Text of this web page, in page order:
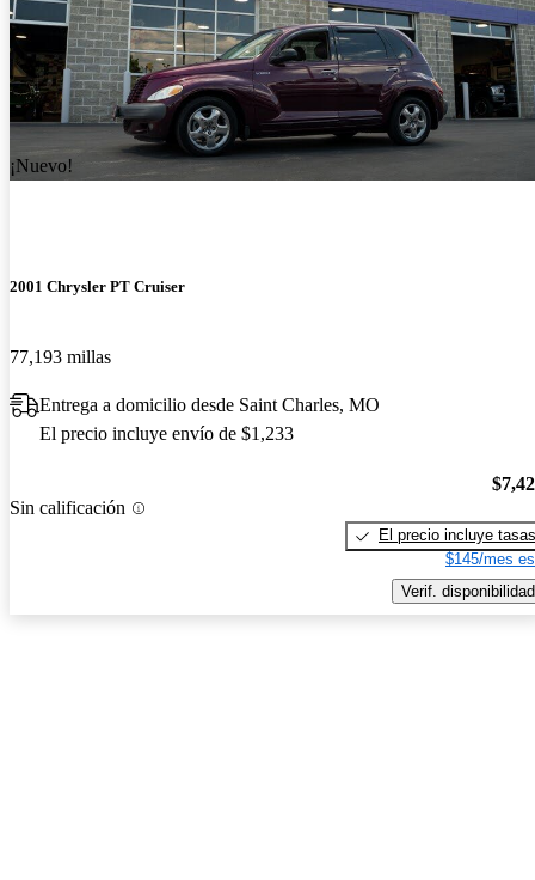
¡Nuevo!
2001 Chrysler PT Cruiser
77,193 millas
Entrega a domicilio desde Saint Charles, MO
El precio incluye envío de $1,233
Sin calificación
El precio incluye tasas
$145/mes
Verif. disponibilidad